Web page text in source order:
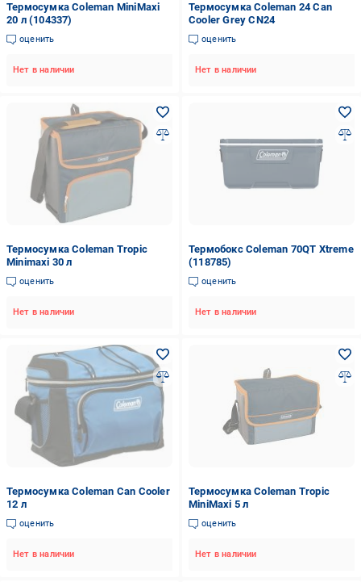
Термосумка Coleman MiniMaxi
20 л (104337)
оценить
Нет в наличии
Термосумка Coleman 24 Can
Cooler Grey СN24
оценить
Нет в наличии
Термосумка Coleman Tropic
Minimaxi 30 л
оценить
Нет в наличии
Термобокс Coleman 70QT Xtreme
(118785)
оценить
Нет в наличии
Термосумка Coleman Can Cooler
12 л
оценить
Нет в наличии
Термосумка Coleman Tropic
MiniMaxi 5 л
оценить
Нет в наличии